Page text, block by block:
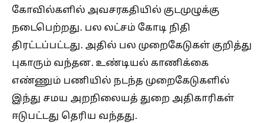
கோவில்களில் அவசரகதியில் குடமுழுக்கு
நடைபெற்றது. பல லட்சம் கோடி நிதி
திரட்டப்பட்டது. அதில் பல முறைகேடுகள் குறித்து
புகாரும் வந்தன. உண்டியல் காணிக்கை
எண்ணும் பணியில் நடந்த முறைகேடுகளில்
இந்து சமய அறநிலையத் துறை அதிகாரிகள்
ஈடுபட்டது தெரிய வந்தது.